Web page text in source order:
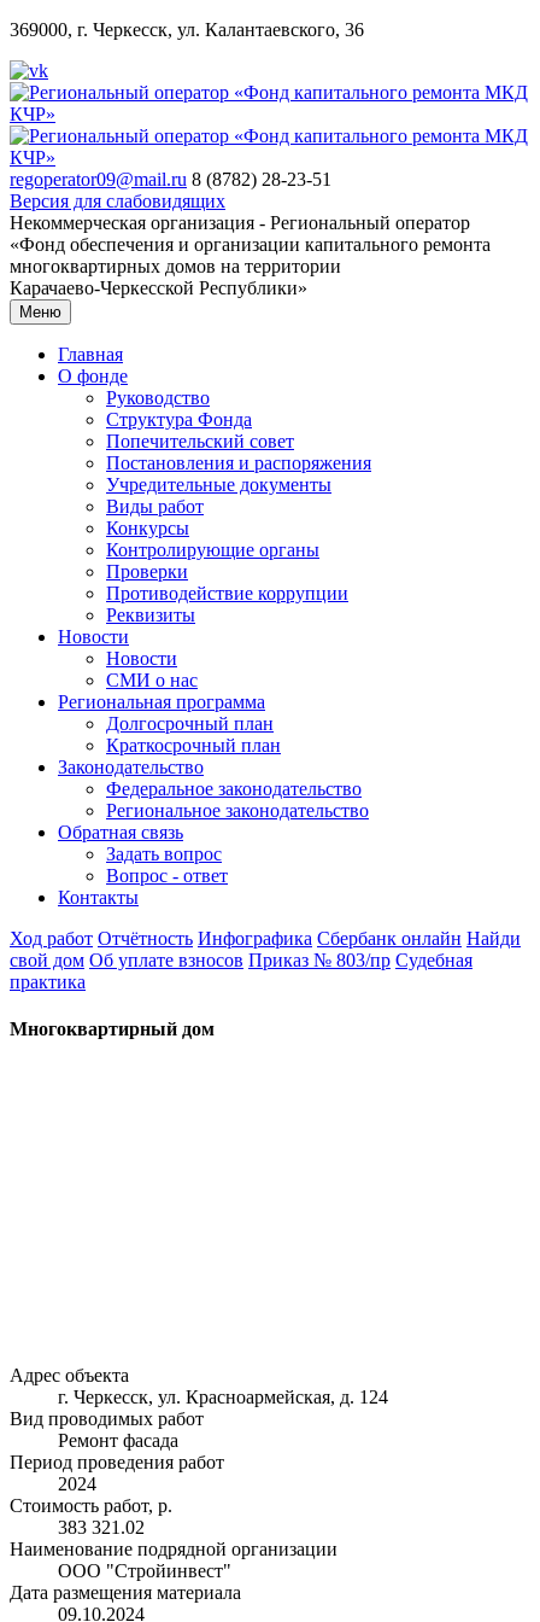
369000, г. Черкесск, ул. Калантаевского, 36
regoperator09@mail.ru 8 (8782) 28-23-51
Версия для слабовидящих
Некоммерческая организация - Региональный оператор
«Фонд обеспечения и организации капитального ремонта
многоквартирных домов на территории
Карачаево-Черкесской Республики»
Меню
Главная
О фонде
Руководство
Структура Фонда
Попечительский совет
Постановления и распоряжения
Учредительные документы
Виды работ
Конкурсы
Контролирующие органы
Проверки
Противодействие коррупции
Реквизиты
Новости
Новости
СМИ о нас
Региональная программа
Долгосрочный план
Краткосрочный план
Законодательство
Федеральное законодательство
Региональное законодательство
Обратная связь
Задать вопрос
Вопрос - ответ
Контакты
Ход работ Отчётность Инфографика Сбербанк онлайн Найди
свой дом Об уплате взносов Приказ № 803/пр Судебная
практика
Многоквартирный дом
Адрес объекта
г. Черкесск, ул. Красноармейская, д. 124
Вид проводимых работ
Ремонт фасада
Период проведения работ
2024
Стоимость работ, р.
383 321.02
Наименование подрядной организации
ООО "Стройинвест"
Дата размещения материала
09.10.2024